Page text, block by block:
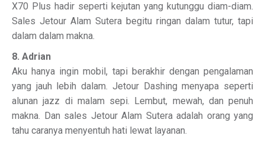
X70 Plus hadir seperti kejutan yang kutunggu diam-diam.
Sales Jetour Alam Sutera begitu ringan dalam tutur, tapi
dalam dalam makna.
8. Adrian
Aku hanya ingin mobil, tapi berakhir dengan pengalaman
yang jauh lebih dalam. Jetour Dashing menyapa seperti
alunan jazz di malam sepi. Lembut, mewah, dan penuh
makna. Dan sales Jetour Alam Sutera adalah orang yang
tahu caranya menyentuh hati lewat layanan.